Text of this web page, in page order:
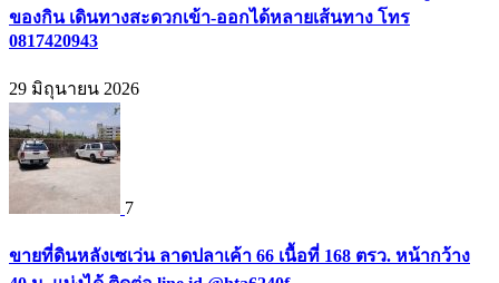
ของกิน เดินทางสะดวกเข้า-ออกได้หลายเส้นทาง โทร
0817420943
29 มิถุนายน 2026
7
ขายที่ดินหลังเซเว่น ลาดปลาเค้า 66 เนื้อที่ 168 ตรว. หน้ากว้าง